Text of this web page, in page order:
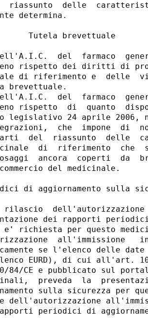
riassunto  delle
determina.
Tutela brevettuale
del  farmaco
rispetto dei diritti di
di riferimento e  delle
brevettuale.
del  farmaco
rispetto  di  quanto
legislativo 24 aprile 2006,
che  impone  di
del  riassunto  delle
di  riferimento  che
ancora  coperti  da
del medicinale.
di aggiornamento sulla
rilascio  dell'autorizzazione
dei rapporti
e' richiesta per questo
all'immissione   in
se l'elenco delle
EURD), di cui all'art.
84/CE e pubblicato sul
preveda  la
sulla sicurezza per
periodici di